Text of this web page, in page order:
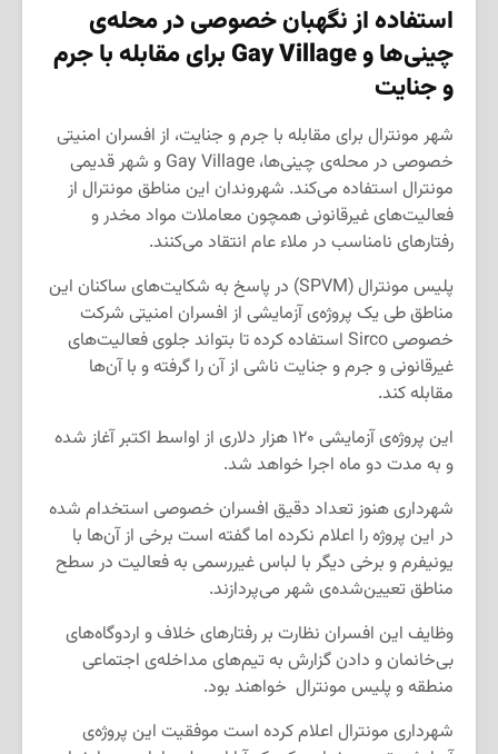
استفاده از نگهبان خصوصی در محله‌ی
چینی‌ها وGay Villageبرای مقابله با جرم
و جنایت
شهر مونترال برای مقابله با جرم و جنایت، از افسران امنیتی
خصوصی در محله‌ی چینی‌ها، Gay Village و شهر قدیمی
مونترال استفاده می‌کند. شهروندان این مناطق مونترال از
فعالیت‌های غیرقانونی همچون معاملات مواد مخدر و
رفتارهای نامناسب در ملاء عام انتقاد می‌کنند.
پلیس مونترال (SPVM) در پاسخ به شکایت‌های ساکنان این
مناطق طی یک پروژه‌ی آزمایشی از افسران امنیتی شرکت
خصوصی Sirco استفاده کرده تا بتواند جلوی فعالیت‌های
غیرقانونی و جرم و جنایت ناشی از آن را گرفته و با آن‌ها
مقابله کند.
این پروژه‌ی آزمایشی ۱۲۰ هزار دلاری از اواسط اکتبر آغاز شده
و به مدت دو ماه اجرا خواهد شد.
شهرداری هنوز تعداد دقیق افسران خصوصی استخدام شده
در این پروژه را اعلام نکرده اما گفته است برخی از آن‌ها با
یونیفرم و برخی دیگر با لباس غیررسمی به فعالیت در سطح
مناطق تعیین‌شده‌ی شهر می‌پردازند.
وظایف این افسران نظارت بر رفتارهای خلاف و اردوگاه‌های
بی‌خانمان و دادن گزارش به تیم‌های مداخله‌ی اجتماعی
منطقه و پلیس مونترال خواهند بود.
شهرداری مونترال اعلام کرده است موفقیت این پروژه‌ی